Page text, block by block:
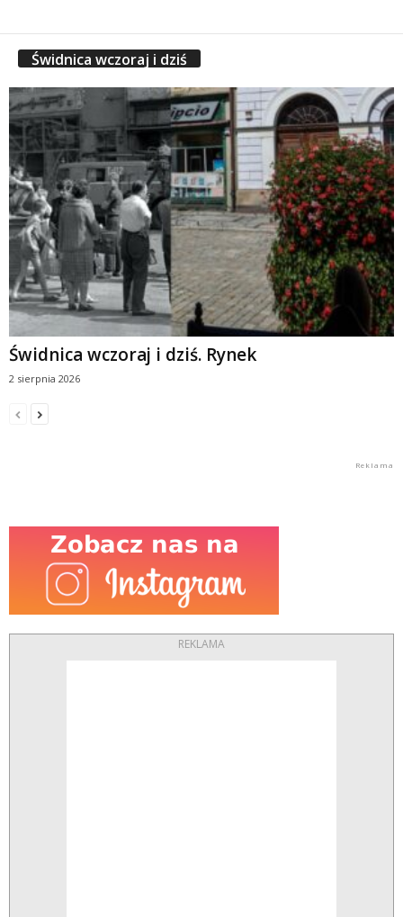
Świdnica wczoraj i dziś
Świdnica wczoraj i dziś. Rynek
2 sierpnia 2026
REKLAMA